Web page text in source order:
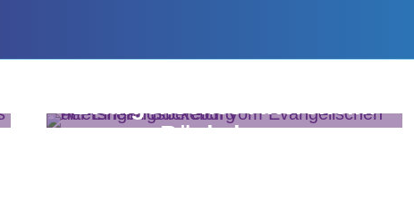
Evangelisches Altersheim
Bückeburg